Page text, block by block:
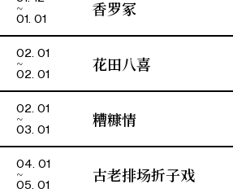
01. 01
香罗冢
02. 01
02. 01
花田八喜
02. 01
03. 01
糟糠情
04. 01
05. 01
古老排场折子戏